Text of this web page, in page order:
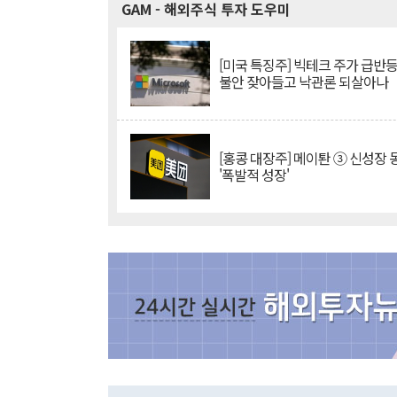
GAM - 해외주식 투자 도우미
[미국 특징주] 빅테크 주가 급반
불안 잦아들고 낙관론 되살아나
[홍콩 대장주] 메이퇀 ③ 신성장
'폭발적 성장'